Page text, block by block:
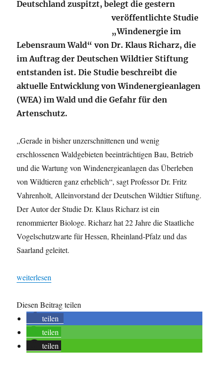
Deutschland zuspitzt, belegt die gestern
veröffentlichte Studie
„Windenergie im
Lebensraum Wald“ von Dr. Klaus Richarz, die
im Auftrag der Deutschen Wildtier Stiftung
entstanden ist. Die Studie beschreibt die
aktuelle Entwicklung von Windenergieanlagen
(WEA) im Wald und die Gefahr für den
Artenschutz.
„Gerade in bisher unzerschnittenen und wenig
erschlossenen Waldgebieten beeinträchtigen Bau, Betrieb
und die Wartung von Windenergieanlagen das Überleben
von Wildtieren ganz erheblich“, sagt Professor Dr. Fritz
Vahrenholt, Alleinvorstand der Deutschen Wildtier Stiftung.
Der Autor der Studie Dr. Klaus Richarz ist ein
renommierter Biologe. Richarz hat 22 Jahre die Staatliche
Vogelschutzwarte für Hessen, Rheinland-Pfalz und das
Saarland geleitet.
„Deutsche Wildtier Stiftung veröffentlicht wissenschaftliche
weiterlesen
Diesen Beitrag teilen
teilen
teilen
teilen